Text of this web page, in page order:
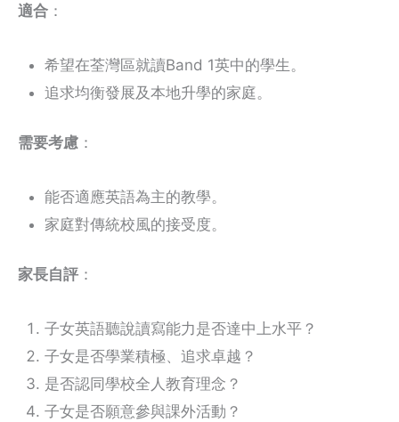
適合 ：
希望在荃灣區就讀Band 1英中的學生。
追求均衡發展及本地升學的家庭。
需要考慮 ：
能否適應英語為主的教學。
家庭對傳統校風的接受度。
家長自評 ：
子女英語聽說讀寫能力是否達中上水平？
子女是否學業積極、追求卓越？
是否認同學校全人教育理念？
子女是否願意參與課外活動？